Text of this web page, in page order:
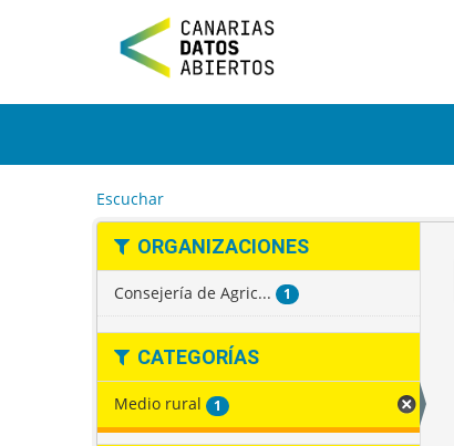
t
Escuchar
ORGANIZACIONES
Consejería de Agric... 1
CATEGORÍAS
Medio rural 1